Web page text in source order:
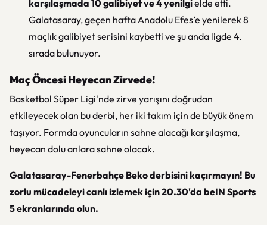
karşılaşmada 10 galibiyet ve 4 yenilgielde etti.
Galatasaray, geçen hafta Anadolu Efes’e yenilerek 8
maçlık galibiyet serisini kaybetti ve şu anda ligde 4.
sırada bulunuyor.
Maç Öncesi Heyecan Zirvede!
Basketbol Süper Ligi'nde zirve yarışını doğrudan
etkileyecek olan bu derbi, her iki takım için de büyük önem
taşıyor. Formda oyuncuların sahne alacağı karşılaşma,
heyecan dolu anlara sahne olacak.
Galatasaray-Fenerbahçe Beko derbisini kaçırmayın! Bu
zorlu mücadeleyi canlı izlemek için 20.30'da beIN Sports
5 ekranlarında olun.